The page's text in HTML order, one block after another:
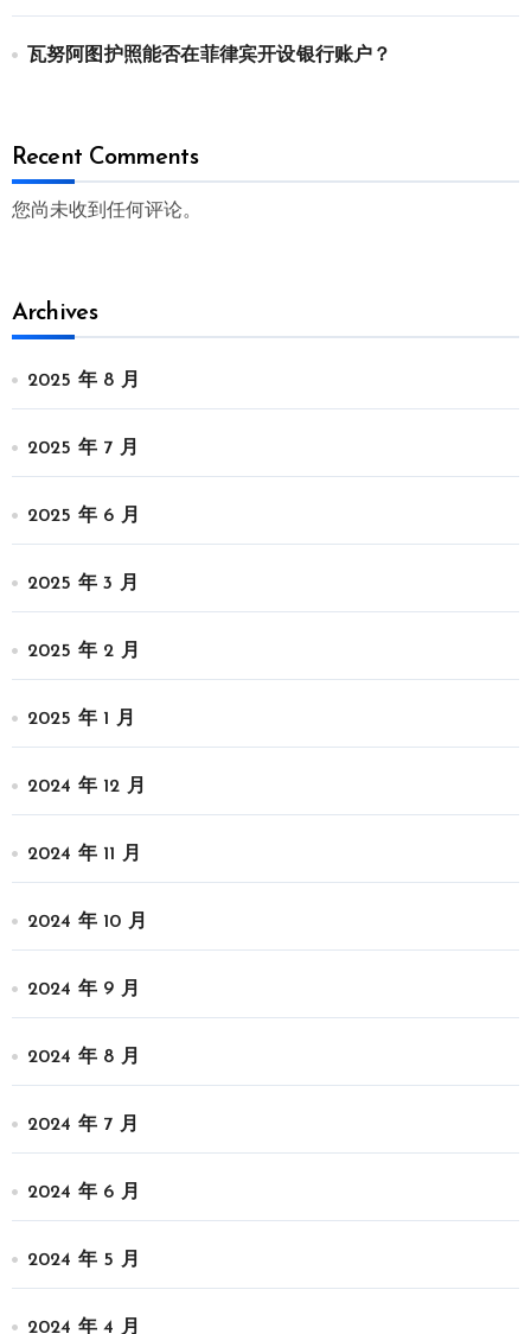
瓦努阿图护照能否在菲律宾开设银行账户？
Recent Comments
您尚未收到任何评论。
Archives
2025 年 8 月
2025 年 7 月
2025 年 6 月
2025 年 3 月
2025 年 2 月
2025 年 1 月
2024 年 12 月
2024 年 11 月
2024 年 10 月
2024 年 9 月
2024 年 8 月
2024 年 7 月
2024 年 6 月
2024 年 5 月
2024 年 4 月